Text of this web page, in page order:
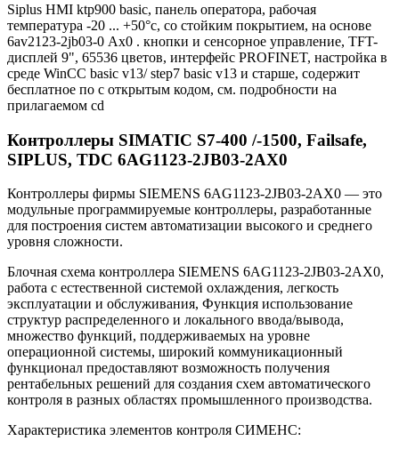
Siplus HMI ktp900 basic, панель оператора, рабочая
температура -20 ... +50°c, со стойким покрытием, на основе
6av2123-2jb03-0 Аx0 . кнопки и сенсорное управление, TFT-
дисплей 9", 65536 цветов, интерфейс PROFINET, настройка в
среде WinCC basic v13/ step7 basic v13 и старше, содержит
бесплатное по с открытым кодом, см. подробности на
прилагаемом cd
Контроллеры SIMATIC S7-400 /-1500, Failsafe,
SIPLUS, TDC 6AG1123-2JB03-2AX0
Контроллеры фирмы SIEMENS 6AG1123-2JB03-2AX0 — это
модульные программируемые контроллеры, разработанные
для построения систем автоматизации высокого и среднего
уровня сложности.
Блочная схема контроллера SIEMENS 6AG1123-2JB03-2AX0,
работа с естественной системой охлаждения, легкость
эксплуатации и обслуживания, Функция использование
структур распределенного и локального ввода/вывода,
множество функций, поддерживаемых на уровне
операционной системы, широкий коммуникационный
функционал предоставляют возможность получения
рентабельных решений для создания схем автоматического
контроля в разных областях промышленного производства.
Характеристика элементов контроля СИМЕНС: